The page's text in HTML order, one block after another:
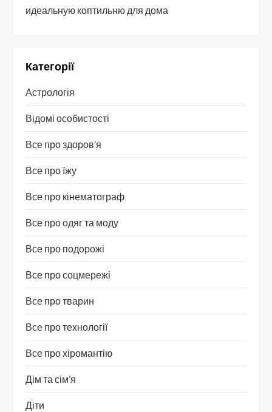
идеальную коптильню для дома
Категорії
Астрологія
Відомі особистості
Все про здоров’я
Все про їжу
Все про кінематограф
Все про одяг та моду
Все про подорожі
Все про соцмережі
Все про тварин
Все про технології
Все про хіромантію
Дім та сім’я
Діти